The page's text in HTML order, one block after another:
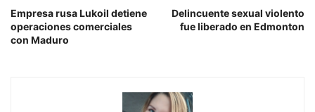
Empresa rusa Lukoil detiene
operaciones comerciales
con Maduro
Delincuente sexual violento
fue liberado en Edmonton